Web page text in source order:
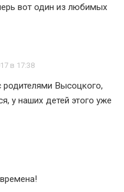
вот один из любимых
в 17:38
Высоцкого,
у наших детей этого уже